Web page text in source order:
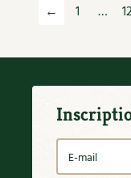
Permaculture
Piment
Pissenlit
Pizza
Plantes
Plantes d'extérieur
← 1 …